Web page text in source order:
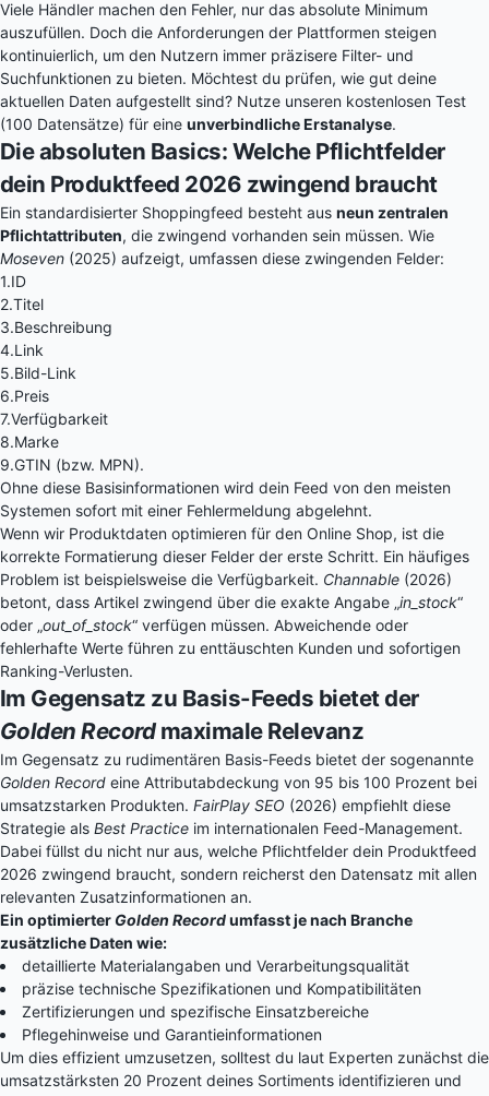
Viele Händler machen den Fehler, nur das absolute Minimum
auszufüllen. Doch die Anforderungen der Plattformen steigen
kontinuierlich, um den Nutzern immer präzisere Filter- und
Suchfunktionen zu bieten. Möchtest du prüfen, wie gut deine
aktuellen Daten aufgestellt sind? Nutze unseren kostenlosen Test
(100 Datensätze) für eine unverbindliche Erstanalyse.
Die absoluten Basics: Welche Pflichtfelder
dein Produktfeed 2026 zwingend braucht
Ein standardisierter Shoppingfeed besteht aus neun zentralen
Pflichtattributen, die zwingend vorhanden sein müssen. Wie
Moseven (2025) aufzeigt, umfassen diese zwingenden Felder:
1.ID
2.Titel
3.Beschreibung
4.Link
5.Bild-Link
6.Preis
7.Verfügbarkeit
8.Marke
9.GTIN (bzw. MPN).
Ohne diese Basisinformationen wird dein Feed von den meisten
Systemen sofort mit einer Fehlermeldung abgelehnt.
Wenn wir Produktdaten optimieren für den Online Shop, ist die
korrekte Formatierung dieser Felder der erste Schritt. Ein häufiges
Problem ist beispielsweise die Verfügbarkeit. Channable (2026)
betont, dass Artikel zwingend über die exakte Angabe „in_stock“
oder „out_of_stock“ verfügen müssen. Abweichende oder
fehlerhafte Werte führen zu enttäuschten Kunden und sofortigen
Ranking-Verlusten.
Im Gegensatz zu Basis-Feeds bietet der
Golden Recordmaximale Relevanz
Im Gegensatz zu rudimentären Basis-Feeds bietet der sogenannte
Golden Record eine Attributabdeckung von 95 bis 100 Prozent bei
umsatzstarken Produkten. FairPlay SEO (2026) empfiehlt diese
Strategie als Best Practice im internationalen Feed-Management.
Dabei füllst du nicht nur aus, welche Pflichtfelder dein Produktfeed
2026 zwingend braucht, sondern reicherst den Datensatz mit allen
relevanten Zusatzinformationen an.
Ein optimierter Golden Recordumfasst je nach Branche
zusätzliche Daten wie:
detaillierte Materialangaben und Verarbeitungsqualität
präzise technische Spezifikationen und Kompatibilitäten
Zertifizierungen und spezifische Einsatzbereiche
Pflegehinweise und Garantieinformationen
Um dies effizient umzusetzen, solltest du laut Experten zunächst die
umsatzstärksten 20 Prozent deines Sortiments identifizieren und